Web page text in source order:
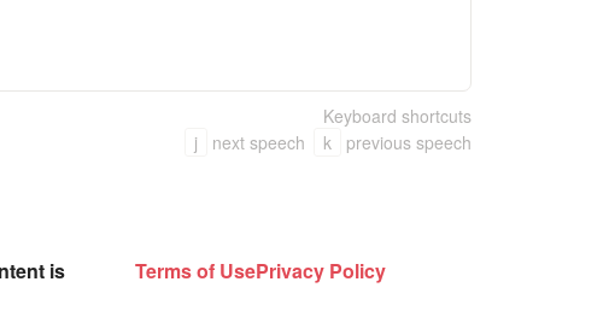
Keyboard shortcuts
j
next speech k previous speech
is
Terms of UsePrivacy Policy